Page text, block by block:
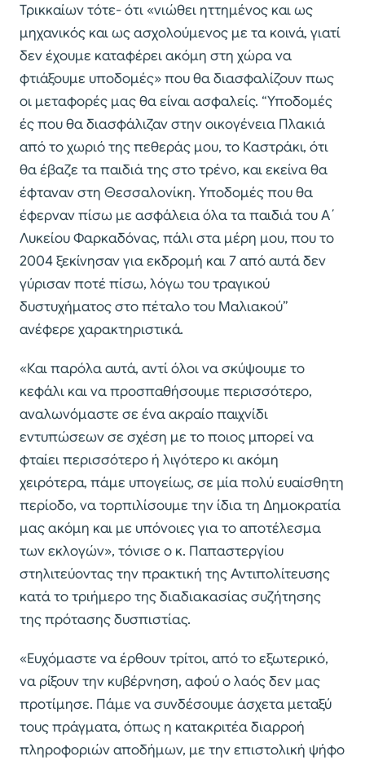
Τρικκαίων τότε- ότι «νιώθει ηττημένος και ως
μηχανικός και ως ασχολούμενος με τα κοινά, γιατί
δεν έχουμε καταφέρει ακόμη στη χώρα να
φτιάξουμε υποδομές» που θα διασφαλίζουν πως
οι μεταφορές μας θα είναι ασφαλείς. “Υποδομές
ές που θα διασφάλιζαν στην οικογένεια Πλακιά
από το χωριό της πεθεράς μου, το Καστράκι, ότι
θα έβαζε τα παιδιά της στο τρένο, και εκείνα θα
έφταναν στη Θεσσαλονίκη. Υποδομές που θα
έφερναν πίσω με ασφάλεια όλα τα παιδιά του Α΄
Λυκείου Φαρκαδόνας, πάλι στα μέρη μου, που το
2004 ξεκίνησαν για εκδρομή και 7 από αυτά δεν
γύρισαν ποτέ πίσω, λόγω του τραγικού
δυστυχήματος στο πέταλο του Μαλιακού”
ανέφερε χαρακτηριστικά.
«Και παρόλα αυτά, αντί όλοι να σκύψουμε το
κεφάλι και να προσπαθήσουμε περισσότερο,
αναλωνόμαστε σε ένα ακραίο παιχνίδι
εντυπώσεων σε σχέση με το ποιος μπορεί να
φταίει περισσότερο ή λιγότερο κι ακόμη
χειρότερα, πάμε υπογείως, σε μία πολύ ευαίσθητη
περίοδο, να τορπιλίσουμε την ίδια τη Δημοκρατία
μας ακόμη και με υπόνοιες για το αποτέλεσμα
των εκλογών», τόνισε ο κ. Παπαστεργίου
στηλιτεύοντας την πρακτική της Αντιπολίτευσης
κατά το τριήμερο της διαδιακασίας συζήτησης
της πρότασης δυσπιστίας.
«Ευχόμαστε να έρθουν τρίτοι, από το εξωτερικό,
να ρίξουν την κυβέρνηση, αφού ο λαός δεν μας
προτίμησε. Πάμε να συνδέσουμε άσχετα μεταξύ
τους πράγματα, όπως η κατακριτέα διαρροή
πληροφοριών αποδήμων, με την επιστολική ψήφο